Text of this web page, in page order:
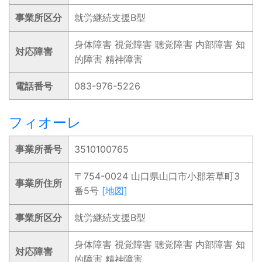
事業所区分 就労継続支援B型
対応障害
身体障害 視覚障害 聴覚障害 内部障害 知
的障害 精神障害
電話番号 083-976-5226
フィオーレ
事業所番号 3510100765
事業所住所
〒754-0024 山口県山口市小郡若草町3
番5号 [地図]
事業所区分 就労継続支援B型
対応障害
身体障害 視覚障害 聴覚障害 内部障害 知
的障害 精神障害